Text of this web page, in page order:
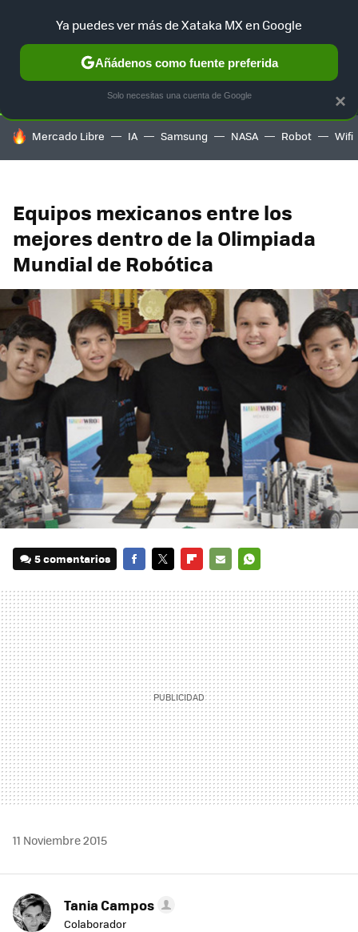
SELECCIÓN GAMING HOME AUTO TERRITORIO
HOY SE HABLA DE
Mercado Libre IA Samsung NASA Robot Wifi
Equipos mexicanos entre los
mejores dentro de la Olimpiada
Mundial de Robótica
5 comentarios
MAIL
11 Noviembre 2015
Tania Campos
Colaborador
×
Ya puedes ver más de Xataka MX en Google
Añádenos como fuente preferida
Solo necesitas una cuenta de Google